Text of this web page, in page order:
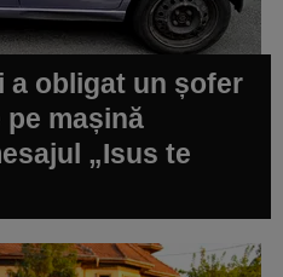
a obligat un șofer
pe mașină
„Isus te